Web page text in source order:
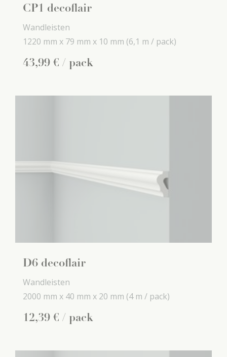
CP1 decoflair
Wandleisten
1220 mm x 79 mm x 10 mm (6,1 m / pack)
43,99 € / pack
D6 decoflair
Wandleisten
2000 mm x 40 mm x 20 mm (4 m / pack)
12,39 € / pack